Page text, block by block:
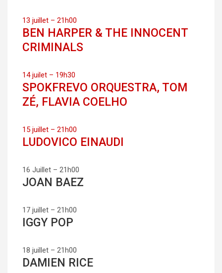
13 juillet – 21h00
BEN HARPER & THE INNOCENT
CRIMINALS
14 juilet – 19h30
SPOKFREVO ORQUESTRA, TOM
ZÉ, FLAVIA COELHO
15 juillet – 21h00
LUDOVICO EINAUDI
16 Juillet – 21h00
JOAN BAEZ
17 juillet – 21h00
IGGY POP
18 juillet – 21h00
DAMIEN RICE